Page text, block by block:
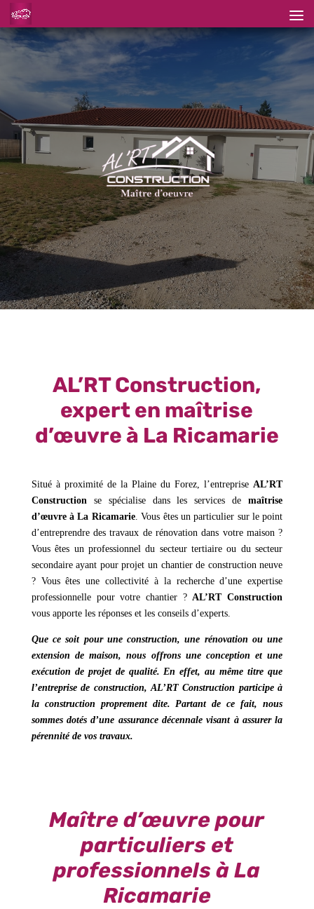
AL’RT Construction,
expert en maîtrise
d’œuvre à La Ricamarie
Situé à proximité de la Plaine du Forez, l’entreprise AL’RT
Construction se spécialise dans les services demaîtrise
d’œuvre à La Ricamarie. Vous êtes un particulier sur le point
d’entreprendre des travaux de rénovation dans votre maison ?
Vous êtes un professionnel du secteur tertiaire ou du secteur
secondaire ayant pour projet un chantier de construction neuve
? Vous êtes une collectivité à la recherche d’une expertise
professionnelle pour votre chantier ? AL’RT Construction
vous apporte les réponses et les conseils d’experts.
Que ce soit pour une construction, une rénovation ou une
extension de maison, nous offrons une conception et une
exécution de projet de qualité. En effet, au même titre que
l’entreprise de construction, AL’RT Construction participe à
la construction proprement dite. Partant de ce fait, nous
sommes dotés d’une assurance décennale visant à assurer la
pérennité de vos travaux.
Maître d’œuvre pour
particuliers et
professionnels à La
Ricamarie